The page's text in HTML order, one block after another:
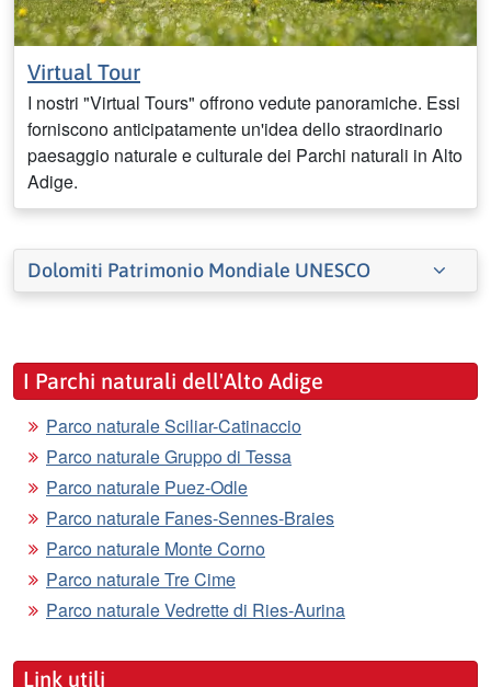
Virtual Tour
I nostri "Virtual Tours" offrono vedute panoramiche. Essi
forniscono anticipatamente un'idea dello straordinario
paesaggio naturale e culturale dei Parchi naturali in Alto
Adige.
Dolomiti Patrimonio Mondiale UNESCO
I Parchi naturali dell'Alto Adige
Parco naturale Sciliar-Catinaccio
Parco naturale Gruppo di Tessa
Parco naturale Puez-Odle
Parco naturale Fanes-Sennes-Braies
Parco naturale Monte Corno
Parco naturale Tre Cime
Parco naturale Vedrette di Ries-Aurina
Link utili